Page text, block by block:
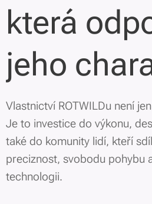
která
jeho
Vlastnictví ROTWILDu není
Je to investice do výkonu,
také do komunity lidí, kteří
preciznost, svobodu pohybu
technologii.